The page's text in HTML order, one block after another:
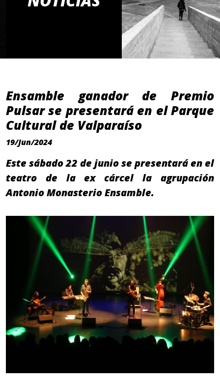
Ensamble ganador de Premio
Pulsar se presentará en el Parque
Cultural de Valparaíso
19/Jun/2024
Este sábado 22 de junio se presentará en el
teatro de la ex cárcel la agrupación
Antonio Monasterio Ensamble.